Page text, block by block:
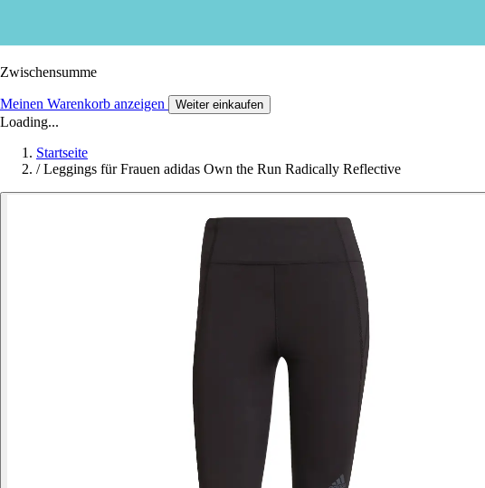
Zwischensumme
Meinen Warenkorb anzeigen Weiter einkaufen
Loading...
Startseite
/ Leggings für Frauen adidas Own the Run Radically Reflective